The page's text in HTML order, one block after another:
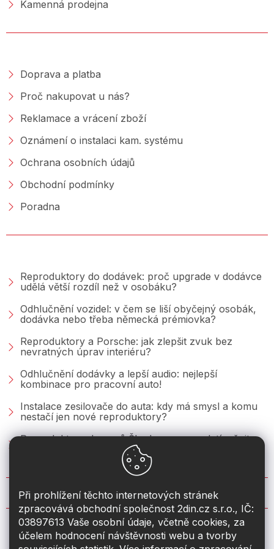
Při prohlížení těchto internetových stránek
zpracovává obchodní společnost 2din.cz s.r.o., IČ:
03897613 Vaše osobní údaje, včetně cookies, za
účelem hodnocení návštěvnosti webu a tvorby
Kamenná prodejna
Doprava a platba
Proč nakupovat u nás?
Reklamace a vrácení zboží
Oznámení o instalaci kam. systému
Ochrana osobních údajů
Obchodní podmínky
Poradna
Reproduktory do dodávek: proč upgrade v dodávce
udělá větší rozdíl než v osobáku?
Odhlučnění vozidel: v čem se liší obyčejný osobák,
dodávka nebo třeba německá prémiovka?
Reproduktory a Porsche: jak zlepšit zvuk bez
nevratných úprav interiéru?
Odhlučnění dodávky a lepší audio: nejlepší
kombinace pro pracovní auto!
Instalace zesilovače do auta: kdy má smysl a komu
nestačí jen nové reproduktory?
Reproduktory do vozů Škoda: co se vyplatí měnit u
Fabie, Octavie a Superbu?
KONTAKT
info@2din.cz